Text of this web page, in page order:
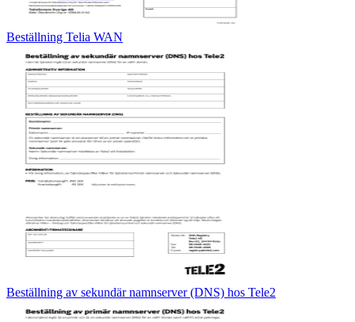
Beställning Telia WAN
Beställning av sekundär namnserver (DNS) hos Tele2